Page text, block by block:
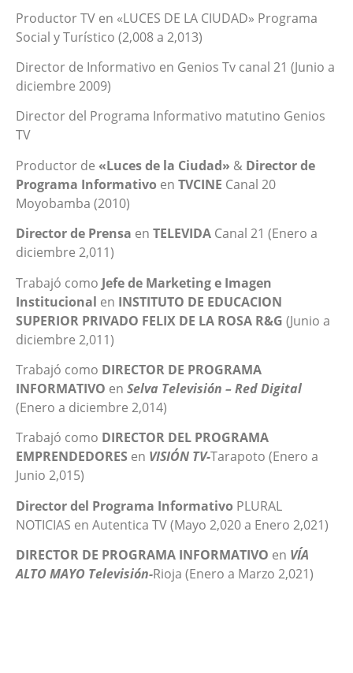
Productor TV en «LUCES DE LA CIUDAD» Programa
Social y Turístico (2,008 a 2,013)
Director de Informativo en Genios Tv canal 21 (Junio a
diciembre 2009)
Director del Programa Informativo matutino Genios
TV
Productor de «Luces de la Ciudad» & Director de
Programa Informativo en TVCINE Canal 20
Moyobamba (2010)
Director de Prensa en TELEVIDA Canal 21 (Enero a
diciembre 2,011)
Trabajó como Jefe de Marketing e Imagen
Institucional en INSTITUTO DE EDUCACION
SUPERIOR PRIVADO FELIX DE LA ROSA R&G (Junio a
diciembre 2,011)
Trabajó como DIRECTOR DE PROGRAMA
INFORMATIVO en Selva Televisión – RedDigital
(Enero a diciembre 2,014)
Trabajó como DIRECTOR DEL PROGRAMA
EMPRENDEDORES en VISIÓN TV-Tarapoto (Enero a
Junio 2,015)
Director del Programa Informativo PLURAL
NOTICIAS en Autentica TV (Mayo 2,020 a Enero 2,021)
DIRECTOR DE PROGRAMA INFORMATIVO en VÍA
ALTO MAYO Televisión-Rioja (Enero a Marzo 2,021)